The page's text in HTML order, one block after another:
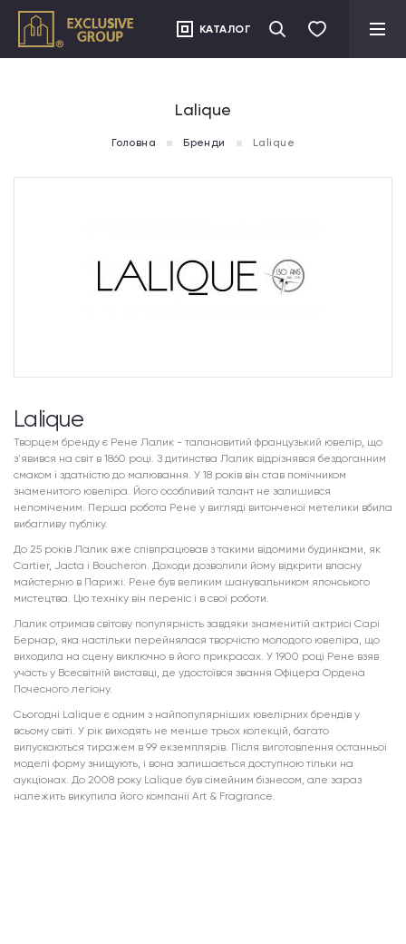
КАТАЛОГ
Lalique
Головна Бренди Lalique
Lalique
Творцем бренду є Рене Лалик - талановитий французький ювелір, що
з'явився на світ в 1860 році. З дитинства Лалик відрізнявся бездоганним
смаком і здатністю до малювання. У 18 років він став помічником
знаменитого ювеліра. Його особливий талант не залишився
непоміченим. Перша робота Рене у вигляді витонченої метелики вбила
вибагливу публіку.
До 25 років Лалик вже співпрацював з такими відомими будинками, як
Cartier, Jacta і Boucheron. Доходи дозволили йому відкрити власну
майстерню в Парижі. Рене був великим шанувальником японського
мистецтва. Цю техніку він переніс і в свої роботи.
Лалик отримав світову популярність завдяки знаменитій актрисі Сарі
Бернар, яка настільки перейнялася творчістю молодого ювеліра, що
виходила на сцену виключно в його прикрасах. У 1900 році Рене взяв
участь у Всесвітній виставці, де удостоївся звання Офіцера Ордена
Почесного легіону.
Сьогодні Lalique є одним з найпопулярніших ювелірних брендів у
всьому світі. У рік виходять не менше трьох колекцій, багато
випускаються тиражем в 99 екземплярів. Після виготовлення останньої
моделі форму знищують, і вона залишається доступною тільки на
аукціонах. До 2008 року Lalique був сімейним бізнесом, але зараз
належить викупила його компанії Art & Fragrance.